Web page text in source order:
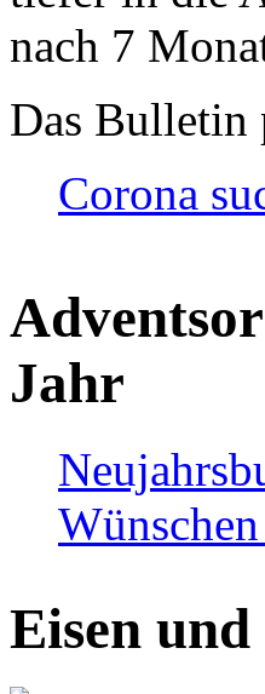
nach 7
Das Bulletin
Corona
Jahr
Eisen und